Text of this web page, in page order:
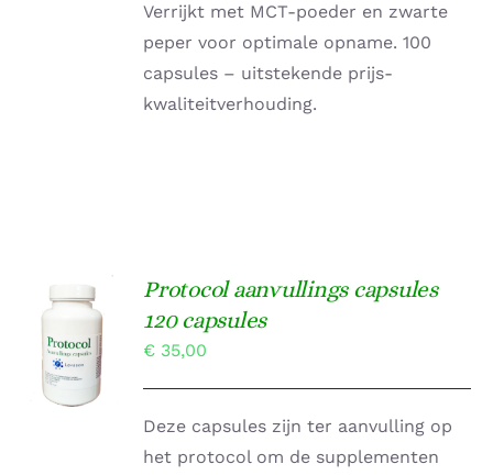
Verrijkt met MCT-poeder en zwarte
peper voor optimale opname. 100
capsules – uitstekende prijs-
kwaliteitverhouding.
TOEVOEGEN
WINKELWAGEN
/
DETAILS
Protocol aanvullings capsules
120 capsules
€ 35,00
Deze capsules zijn ter aanvulling op
het protocol om de supplementen